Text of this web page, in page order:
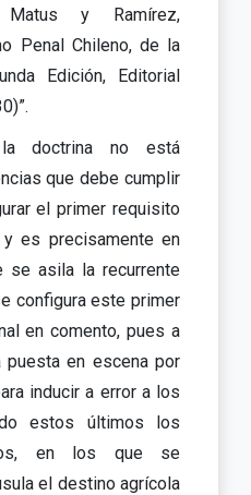
y Ramírez,
Penal Chileno, de la
Edición, Editorial
la doctrina no está
que debe cumplir
el primer requisito
es precisamente en
asila la recurrente
configura este primer
en comento, pues a
puesta en escena por
inducir a error a los
estos últimos los
en los que se
el destino agrícola